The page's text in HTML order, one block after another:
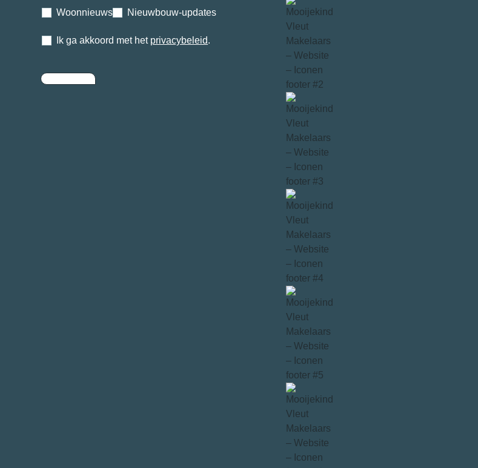
Woonnieuws
Nieuwbouw-updates
Ik ga akkoord met het privacybeleid.